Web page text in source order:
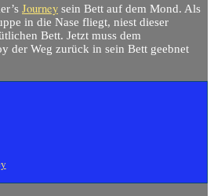
Journey sein Bett auf dem Mond. Als
in die Nase fliegt, niest dieser
Bett. Jetzt muss dem
der Weg zurück in sein Bett geebnet